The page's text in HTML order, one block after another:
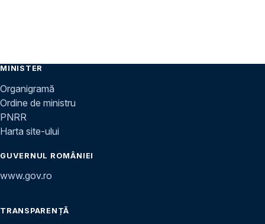
MINISTER
Organigramă
Ordine de ministru
PNRR
Harta site-ului
GUVERNUL ROMÂNIEI
www.gov.ro
TRANSPARENȚĂ